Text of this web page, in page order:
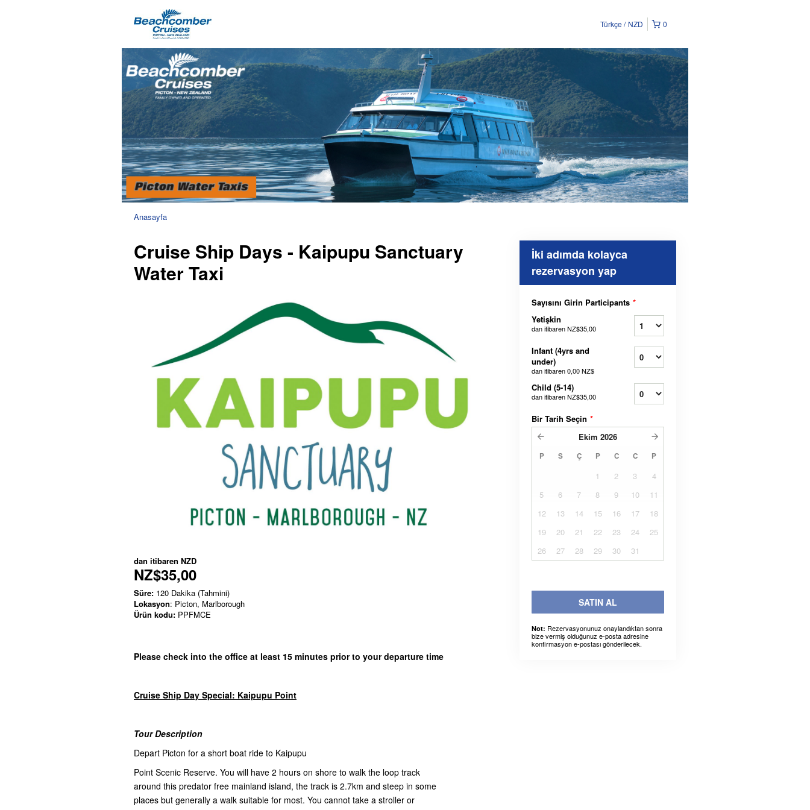
0
Türkçe NZD
Anasayfa
Cruise Ship Days - Kaipupu Sanctuary
Water Taxi
dan itibaren NZD
NZ$35,00
Süre: 120 Dakika (Tahmini)
Lokasyon: Picton, Marlborough
Ürün kodu: PPFMCE
Please check into the office at least 15 minutes prior to your departure time
Cruise Ship Day Special: Kaipupu Point
Tour Description
Depart Picton for a short boat ride to Kaipupu
Point Scenic Reserve. You will have 2 hours on shore to walk the loop track
around this predator free mainland island, the track is 2.7km and steep in some
places but generally a walk suitable for most. You cannot take a stroller or
İki adımda kolayca
rezervasyon yap
Sayısını Girin Participants *
Yetişkin
dan itibarenNZ$35,00
Infant (4yrs and
under)
dan itibaren0,00 NZ$
Child (5-14)
dan itibarenNZ$35,00
Bir Tarih Seçin *
Ekim 2026
P S Ç P C C P
1 2 3
4
5
6 7 8 9 10
11
12
13 14 15 16 17
18
19
20 21 22 23 24
25
26
27 28 29 30 31
SATIN AL
Not: Rezervasyonunuz onaylandıktan sonra
bize vermiş olduğunuz e-posta adresine
konfirmasyon e-postası gönderilecek.